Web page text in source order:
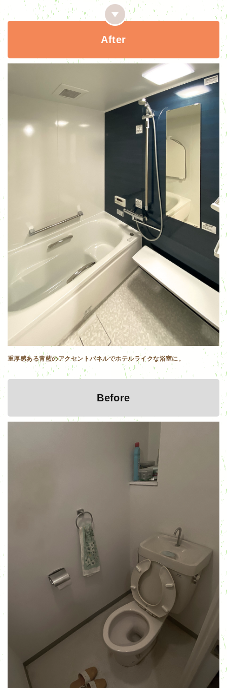
After
重厚感ある青藍のアクセントパネルでホテルライクな浴室に。
Before